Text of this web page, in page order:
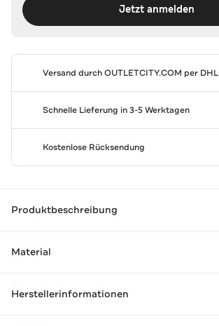
Jetzt anmelden
Versand durchOUTLETCITY.COM per DHL
Schnelle Lieferung in 3-5 Werktagen
Kostenlose Rücksendung
Produktbeschreibung
Material
Herstellerinformationen